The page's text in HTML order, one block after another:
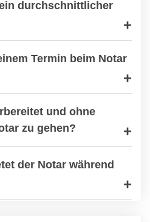
durchschnittlicher
Termin beim Notar
und ohne
zu gehen?
der Notar während